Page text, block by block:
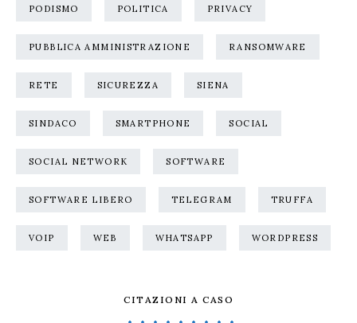
PODISMO POLITICA PRIVACY
PUBBLICA AMMINISTRAZIONE RANSOMWARE
RETE SICUREZZA SIENA
SINDACO SMARTPHONE SOCIAL
SOCIAL NETWORK SOFTWARE
SOFTWARE LIBERO TELEGRAM TRUFFA
VOIP WEB WHATSAPP WORDPRESS
CITAZIONI A CASO